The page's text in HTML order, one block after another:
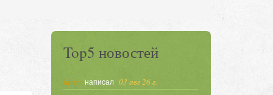
Top5 новостей
larisa написал 03 авг 26 г.